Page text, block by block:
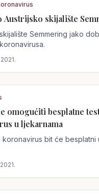
Austrijsko skijalište
Semmering jako
omogućiti besplatne
u ljekarnama
koronavirus bit će besplatni